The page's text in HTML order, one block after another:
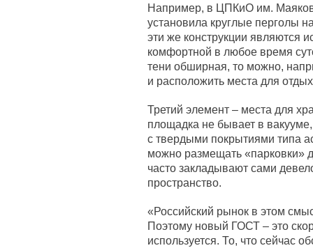
Например, в ЦПКиО им.
установила круглые перголы
эти же конструкции являются
комфортной в любое время
тени обширная, то можно,
и расположить места для
Третий элемент – места для
площадка не бывает в
с твердыми покрытиями типа
можно размещать «парковки»
часто закладывают сами
пространство.
«Российский рынок в этом
Поэтому новый ГОСТ – это
используется. То, что сейчас